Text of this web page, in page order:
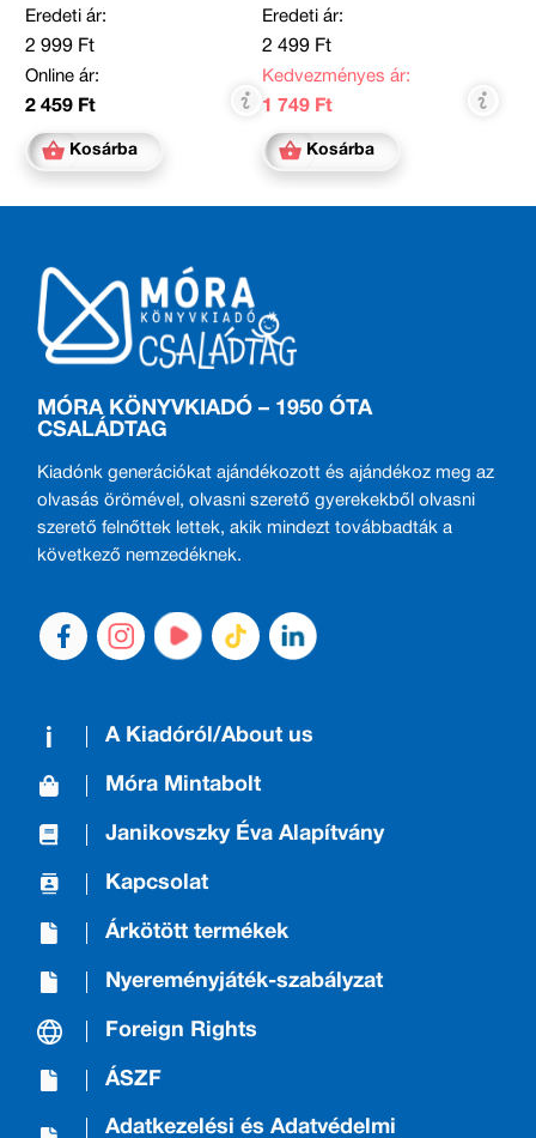
Eredeti ár:
2 999 Ft
Online ár:
2 459 Ft
Kosárba
Eredeti ár:
2 499 Ft
Kedvezményes ár:
1 749 Ft
Kosárba
MÓRA KÖNYVKIADÓ – 1950 ÓTA
CSALÁDTAG
Kiadónk generációkat ajándékozott és ajándékoz meg az
olvasás örömével, olvasni szerető gyerekekből olvasni
szerető felnőttek lettek, akik mindezt továbbadták a
következő nemzedéknek.
A Kiadóról/About us
Móra Mintabolt
Janikovszky Éva Alapítvány
Kapcsolat
Árkötött termékek
Nyereményjáték-szabályzat
Foreign Rights
ÁSZF
Adatkezelési és Adatvédelmi